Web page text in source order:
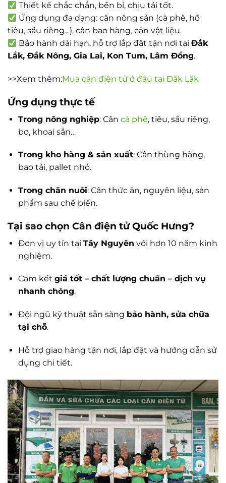
Thiết kế chắc chắn, bền bỉ, chịu tải tốt.
Ứng dụng đa dạng: cân nông sản (cà phê, hồ
tiêu, sầu riêng…), cân bao hàng, cân vật liệu.
Bảo hành dài hạn, hỗ trợ lắp đặt tận nơi tạiĐắk
Lắk, Đắk Nông, Gia Lai, Kon Tum, Lâm Đồng.
>>Xem thêm:Mua cân điện tử ở đâu tại Đăk Lăk
Ứng dụng thực tế
Trong nông nghiệp: Cân cà phê, tiêu, sầu riêng,
bơ, khoai sắn…
Trong kho hàng & sản xuất: Cân thùng hàng,
bao tải, pallet nhỏ.
Trong chăn nuôi: Cân thức ăn, nguyên liệu, sản
phẩm sau chế biến.
Tại sao chọn Cân điện tử Quốc Hưng?
Đơn vị uy tín tại Tây Nguyên với hơn 10 năm kinh
nghiệm.
Cam kết giá tốt – chất lượng chuẩn – dịch vụ
nhanh chóng.
Đội ngũ kỹ thuật sẵn sàng bảo hành, sửa chữa
tại chỗ.
Hỗ trợ giao hàng tận nơi, lắp đặt và hướng dẫn sử
dụng chi tiết.